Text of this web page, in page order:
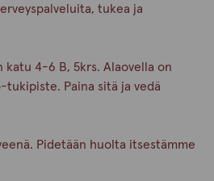
tukea ja
katu 4-6 B, 5krs. Alaovella on
tukipiste. Paina sitä ja vedä
Pidetään huolta itsestämme